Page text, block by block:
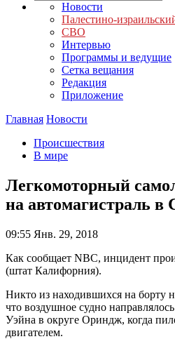
Новости
Палестино-
СВО
Интервью
Программы и ведущие
Сетка вещания
Редакция
Приложение
Главная Новости
Происшествия
В мире
Легкомоторный
на автомагистраль
09:55 Янв. 29, 2018
Как сообщает NBC, инцидент
(штат Калифорния).
Никто из находившихся на борту
что воздушное судно
Уэйна в округе Ориндж, когда
двигателем.